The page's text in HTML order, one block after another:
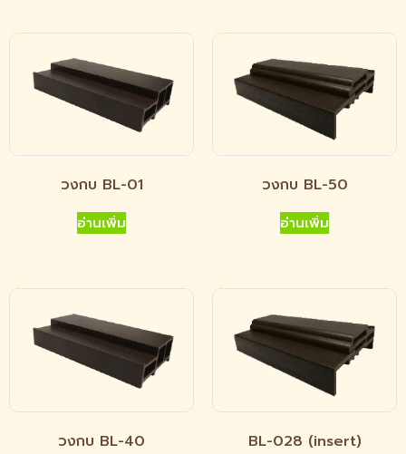
วงกบ BL-01
อ่านเพิ่ม
วงกบ BL-50
อ่านเพิ่ม
วงกบ BL-40 BL-028 (insert)